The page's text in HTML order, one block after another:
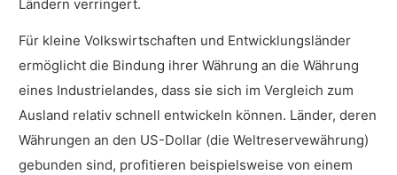
Ländern verringert.
Für kleine Volkswirtschaften und Entwicklungsländer
ermöglicht die Bindung ihrer Währung an die Währung
eines Industrielandes, dass sie sich im Vergleich zum
Ausland relativ schnell entwickeln können. Länder, deren
Währungen an den US-Dollar (die Weltreservewährung)
gebunden sind, profitieren beispielsweise von einem